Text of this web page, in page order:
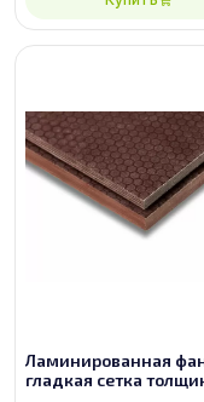
Ламинированная
гладкая сетка